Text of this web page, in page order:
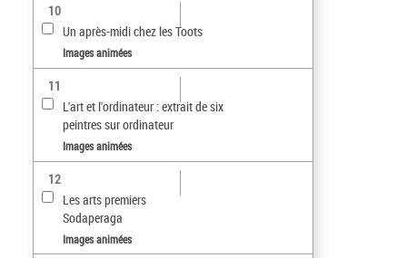
10
Un après-midi chez les Toots
Images animées
11
L'art et l'ordinateur : extrait de six
peintres sur ordinateur
Images animées
12
Les arts premiers
Sodaperaga
Images animées